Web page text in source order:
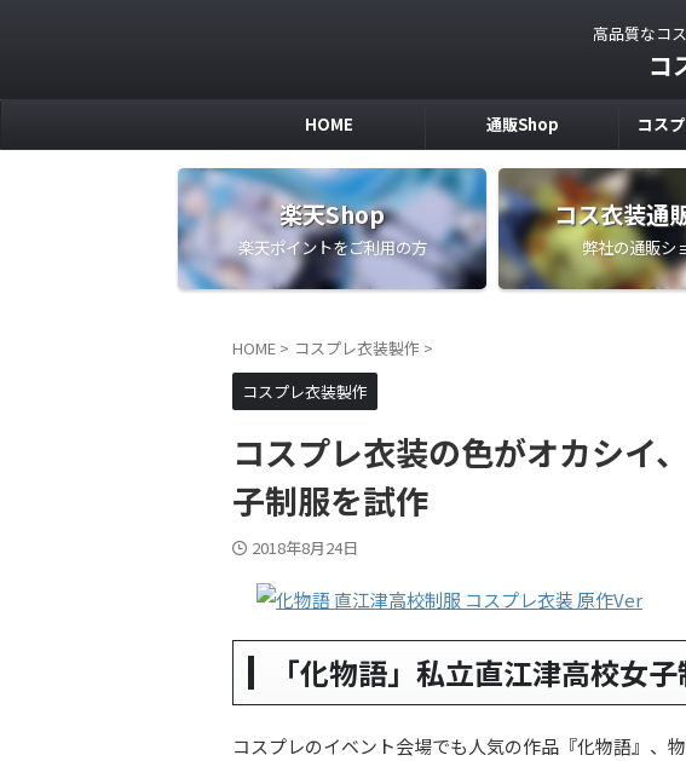
高品質なコ
コ
HOME 通販Shop コス
楽天Shop
楽天ポイントをご利用の方
コス衣装通
弊社の通販シ
HOME > コスプレ衣装製作 >
コスプレ衣装製作
コスプレ衣装の色がオカシイ
子制服を試作
2018年8月24日
「化物語」私立直江津高校女
コスプレのイベント会場でも人気の作品『化物語』、